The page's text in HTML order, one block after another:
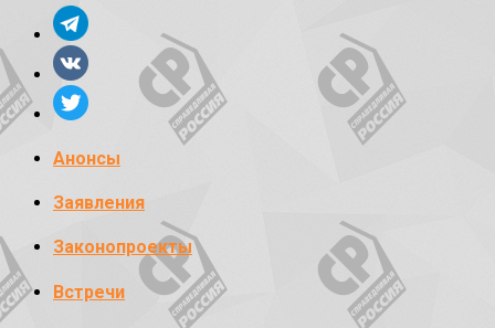
Анонсы
Заявления
Законопроекты
Встречи